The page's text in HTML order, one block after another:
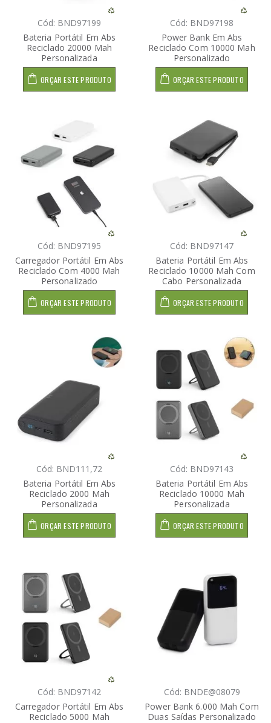
Cód: BND97199
Bateria Portátil Em Abs
Reciclado 20000 Mah
Personalizada
ORÇAR ESTE PRODUTO
Cód: BND97198
Power Bank Em Abs
Reciclado Com 10000 Mah
Personalizado
ORÇAR ESTE PRODUTO
Cód: BND97195
Carregador Portátil Em Abs
Reciclado Com 4000 Mah
Personalizado
ORÇAR ESTE PRODUTO
Cód: BND97147
Bateria Portátil Em Abs
Reciclado 10000 Mah Com
Cabo Personalizada
ORÇAR ESTE PRODUTO
Cód: BND111,72
Bateria Portátil Em Abs
Reciclado 2000 Mah
Personalizada
ORÇAR ESTE PRODUTO
Cód: BND97143
Bateria Portátil Em Abs
Reciclado 10000 Mah
Personalizada
ORÇAR ESTE PRODUTO
Cód: BND97142
Carregador Portátil Em Abs
Reciclado 5000 Mah
Cód: BNDE@08079
Power Bank 6.000 Mah Com
Duas Saídas Personalizado